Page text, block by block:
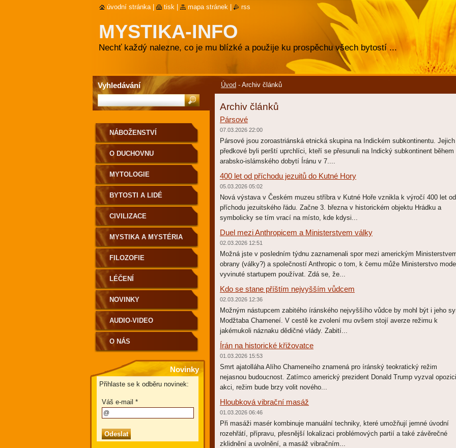
MYSTIKA-INFO
Nechť každý nalezne, co je mu blízké a použije ku prospěchu všech bytostí ...
Úvod - Archiv článků
Archiv článků
Pársové
07.03.2026 22:00
Pársové jsou zoroastriánská etnická skupina na Indickém subkontinentu. Jejich
předkové byli perští uprchlíci, kteří se přesunuli na Indický subkontinent během
arabsko-islámského dobytí Íránu v 7....
400 let od příchodu jezuitů do Kutné Hory
05.03.2026 05:02
Nová výstava v Českém muzeu stříbra v Kutné Hoře vznikla k výročí 400 let od
příchodu jezuitského řádu. Začne 3. března v historickém objektu Hrádku a
symbolicky se tím vrací na místo, kde kdysi...
Duel mezi Anthropicem a Ministerstvem války
02.03.2026 12:51
Možná jste v posledním týdnu zaznamenali spor mezi americkým
obrany (války?) a společností Anthropic o tom, k čemu může Ministerstvo
vyvinuté startupem používat. Zdá se, že...
Kdo se stane příštím nejvyšším vůdcem
02.03.2026 12:36
Možným nástupcem zabitého íránského nejvyššího vůdce by mohl být i jeho
Modžtaba Chameneí. V cestě ke zvolení mu ovšem stojí averze režimu k
jakémukoli náznaku dědičné vlády. Zabití...
Írán na historické křižovatce
01.03.2026 15:53
Smrt ajatolláha Alího Chameneího znamená pro íránský teokratický režim
nejasnou budoucnost. Zatímco americký prezident Donald Trump vyzval
akci, režim bude brzy volit nového...
Hloubková vibrační masáž
01.03.2026 06:46
Při masáži masér kombinuje manuální techniky, které umožňují jemné úvodní
rozehřátí, přípravu, přesnější lokalizaci problémových partií a také závěrečné
zklidnění a uvolnění, a masáž vibračním...
NÁBOŽENSTVÍ
O DUCHOVNU
MYTOLOGIE
BYTOSTI A LIDÉ
CIVILIZACE
MYSTIKA A MYSTÉRIA
FILOZOFIE
LÉČENÍ
NOVINKY
AUDIO-VIDEO
O NÁS
Novinky
Přihlaste se k odběru novinek:
Váš e-mail *
Vyhledávání
úvodní stránka tisk mapa stránek rss